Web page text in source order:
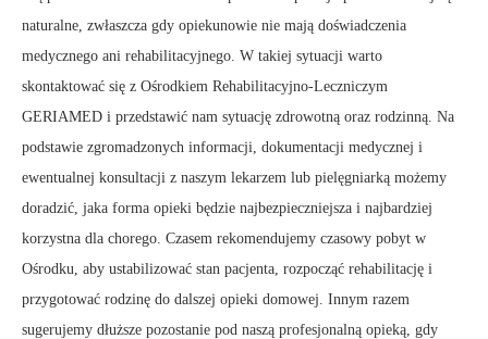
naturalne, zwłaszcza gdy opiekunowie nie mają doświadczenia
medycznego ani rehabilitacyjnego. W takiej sytuacji warto
skontaktować się z Ośrodkiem Rehabilitacyjno-Leczniczym
GERIAMED i przedstawić nam sytuację zdrowotną oraz rodzinną. Na
podstawie zgromadzonych informacji, dokumentacji medycznej i
ewentualnej konsultacji z naszym lekarzem lub pielęgniarką możemy
doradzić, jaka forma opieki będzie najbezpieczniejsza i najbardziej
korzystna dla chorego. Czasem rekomendujemy czasowy pobyt w
Ośrodku, aby ustabilizować stan pacjenta, rozpocząć rehabilitację i
przygotować rodzinę do dalszej opieki domowej. Innym razem
sugerujemy dłuższe pozostanie pod naszą profesjonalną opieką, gdy